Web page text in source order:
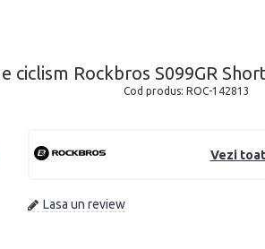
ciclism Rockbros S099GR
Cod produs: ROC-142813
Vezi
Lasa un review